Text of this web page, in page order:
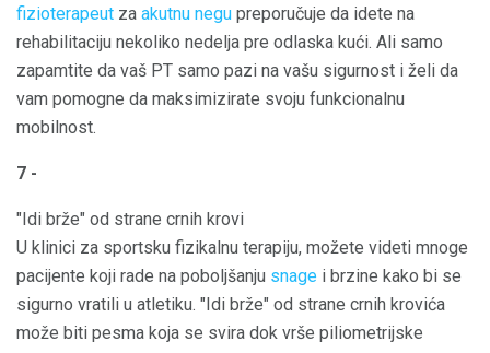
fizioterapeut za akutnu negu preporučuje da idete na
rehabilitaciju nekoliko nedelja pre odlaska kući. Ali samo
zapamtite da vaš PT samo pazi na vašu sigurnost i želi da
vam pomogne da maksimizirate svoju funkcionalnu
mobilnost.
7 -
"Idi brže" od strane crnih krovi
U klinici za sportsku fizikalnu terapiju, možete videti mnoge
pacijente koji rade na poboljšanju snage i brzine kako bi se
sigurno vratili u atletiku. "Idi brže" od strane crnih krovića
može biti pesma koja se svira dok vrše piliometrijske